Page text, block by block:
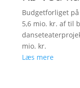
Budgetforliget
5,6 mio. kr. af til
mio. kr.
Læs mere